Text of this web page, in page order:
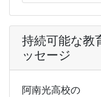
持続可能な教
ッセージ
阿南光高校の